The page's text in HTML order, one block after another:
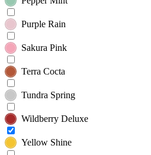
Purple Rain
Sakura Pink
Terra Cocta
Tundra Spring
Wildberry Deluxe
Yellow Shine